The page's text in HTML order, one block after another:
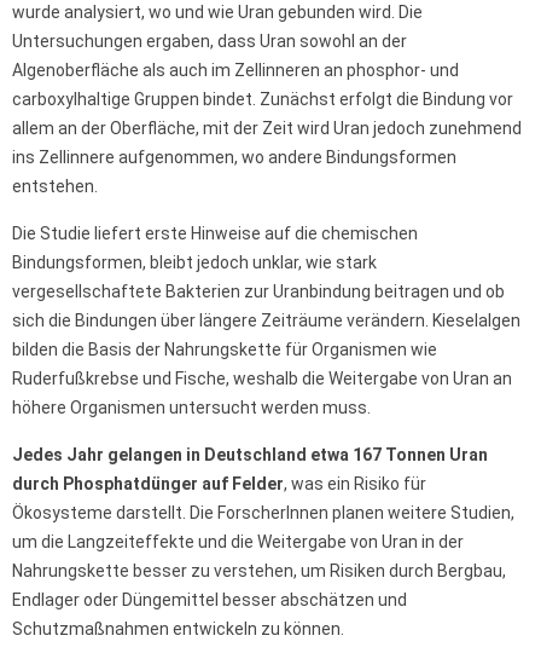
wurde analysiert, wo und wie Uran gebunden wird. Die
Untersuchungen ergaben, dass Uran sowohl an der
Algenoberfläche als auch im Zellinneren an phosphor- und
carboxylhaltige Gruppen bindet. Zunächst erfolgt die Bindung vor
allem an der Oberfläche, mit der Zeit wird Uran jedoch zunehmend
ins Zellinnere aufgenommen, wo andere Bindungsformen
entstehen.
Die Studie liefert erste Hinweise auf die chemischen
Bindungsformen, bleibt jedoch unklar, wie stark
vergesellschaftete Bakterien zur Uranbindung beitragen und ob
sich die Bindungen über längere Zeiträume verändern. Kieselalgen
bilden die Basis der Nahrungskette für Organismen wie
Ruderfußkrebse und Fische, weshalb die Weitergabe von Uran an
höhere Organismen untersucht werden muss.
Jedes Jahr gelangen in Deutschland etwa 167 Tonnen Uran
durch Phosphatdünger auf Felder, was ein Risiko für
Ökosysteme darstellt. Die ForscherInnen planen weitere Studien,
um die Langzeiteffekte und die Weitergabe von Uran in der
Nahrungskette besser zu verstehen, um Risiken durch Bergbau,
Endlager oder Düngemittel besser abschätzen und
Schutzmaßnahmen entwickeln zu können.